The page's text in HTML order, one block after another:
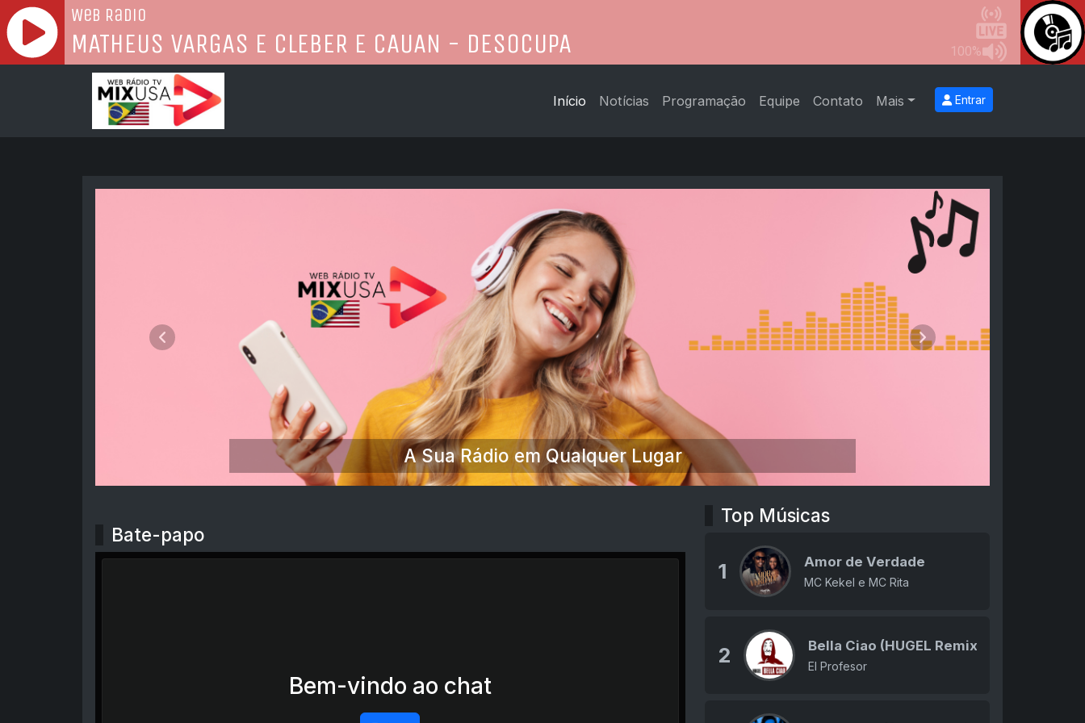
Início Notícias Programação Equipe Contato Mais Entrar
A Sua Rádio em Qualquer Lugar
Anterior Próximo
Bate-papo
Bem-vindo ao chat
Top Músicas
1 Amor de Verdade
MC Kekel e MC Rita
2 Bella Ciao (HUGEL Remix)
El Profesor